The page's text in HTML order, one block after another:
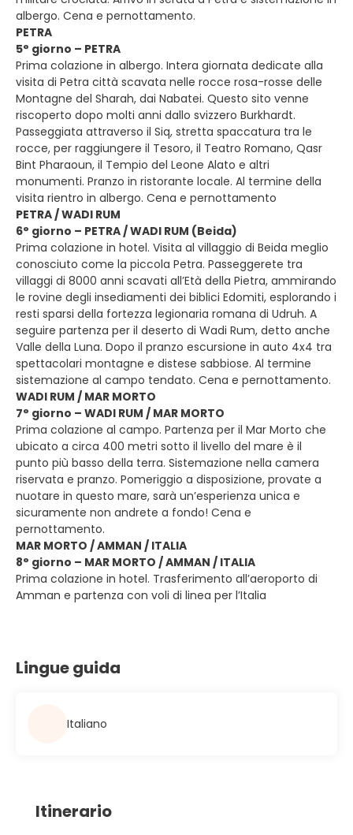
albergo. Cena e pernottamento.
PETRA
5° giorno – PETRA
Prima colazione in albergo. Intera giornata dedicate alla
visita di Petra città scavata nelle rocce rosa-rosse delle
Montagne del Sharah, dai Nabatei. Questo sito venne
riscoperto dopo molti anni dallo svizzero Burkhardt.
Passeggiata attraverso il Siq, stretta spaccatura tra le
rocce, per raggiungere il Tesoro, il Teatro Romano, Qasr
Bint Pharaoun, il Tempio del Leone Alato e altri
monumenti. Pranzo in ristorante locale. Al termine della
visita rientro in albergo. Cena e pernottamento
PETRA / WADI RUM
6° giorno – PETRA / WADI RUM (Beida)
Prima colazione in hotel. Visita al villaggio di Beida meglio
conosciuto come la piccola Petra. Passeggerete tra
villaggi di 8000 anni scavati all’Età della Pietra, ammirando
le rovine degli insediamenti dei biblici Edomiti, esplorando i
resti sparsi della fortezza legionaria romana di Udruh. A
seguire partenza per il deserto di Wadi Rum, detto anche
Valle della Luna. Dopo il pranzo escursione in auto 4x4 tra
spettacolari montagne e distese sabbiose. Al termine
sistemazione al campo tendato. Cena e pernottamento.
WADI RUM / MAR MORTO
7° giorno – WADI RUM / MAR MORTO
Prima colazione al campo. Partenza per il Mar Morto che
ubicato a circa 400 metri sotto il livello del mare è il
punto più basso della terra. Sistemazione nella camera
riservata e pranzo. Pomeriggio a disposizione, provate a
nuotare in questo mare, sarà un’esperienza unica e
sicuramente non andrete a fondo! Cena e
pernottamento.
MAR MORTO / AMMAN / ITALIA
8° giorno – MAR MORTO / AMMAN / ITALIA
Prima colazione in hotel. Trasferimento all’aeroporto di
Amman e partenza con voli di linea per l’Italia
Lingue guida
Italiano
Itinerario